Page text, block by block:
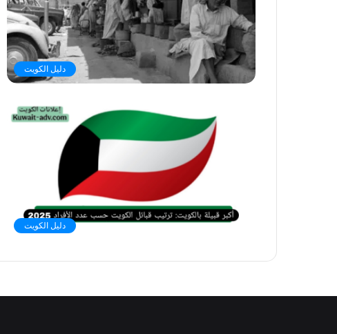
دليل الكويت
دليل الكويت